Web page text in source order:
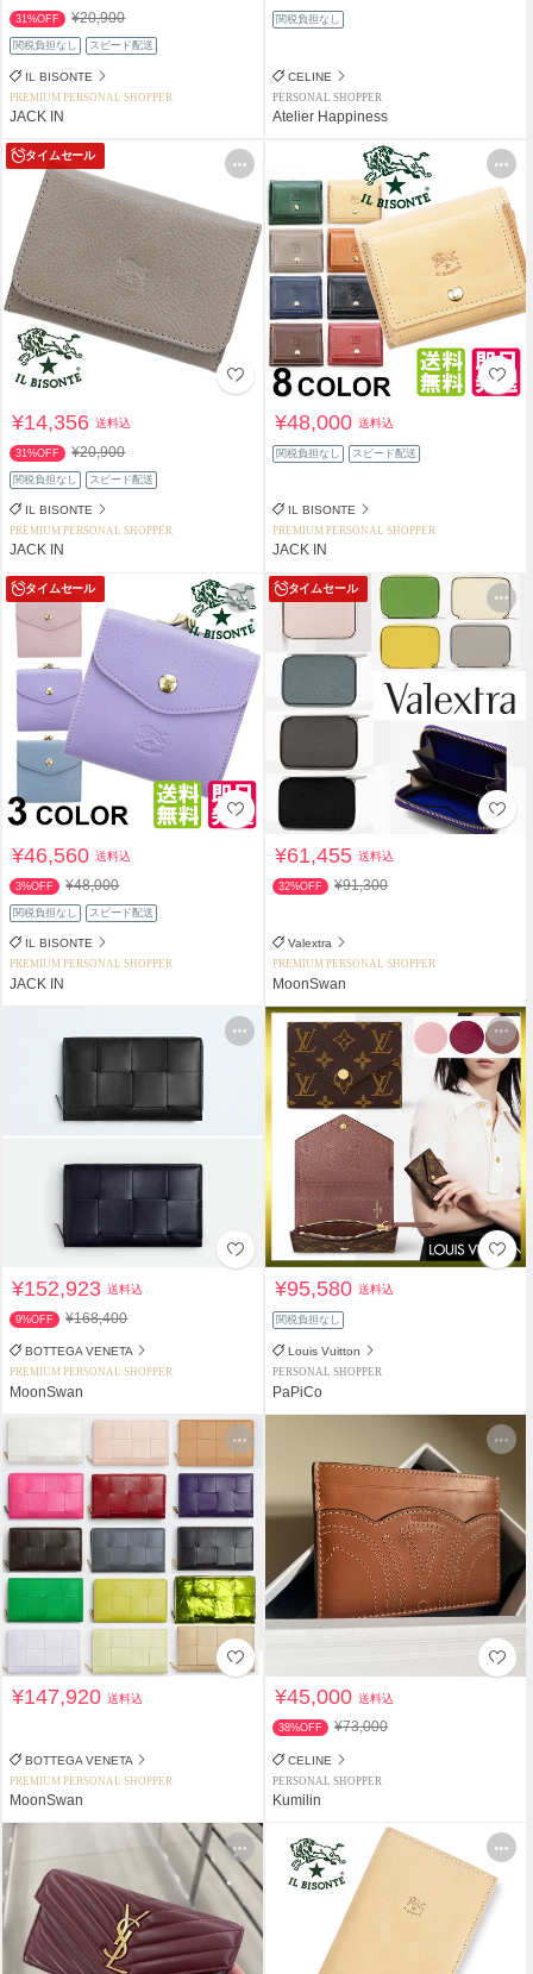
31%OFF ¥20,900
関税負担なし スピード配送
IL BISONTE
PREMIUM PERSONAL SHOPPER
JACK IN
関税負担なし
CELINE
PERSONAL SHOPPER
Atelier Happiness
タイムセール
¥14,356送料込
31%OFF ¥20,900
関税負担なし スピード配送
IL BISONTE
PREMIUM PERSONAL SHOPPER
JACK IN
¥48,000送料込
関税負担なし スピード配送
IL BISONTE
PREMIUM PERSONAL SHOPPER
JACK IN
タイムセール
¥46,560送料込
3%OFF ¥48,000
関税負担なし スピード配送
IL BISONTE
PREMIUM PERSONAL SHOPPER
JACK IN
タイムセール
¥61,455送料込
32%OFF ¥91,300
Valextra
PREMIUM PERSONAL SHOPPER
MoonSwan
¥152,923送料込
9%OFF ¥168,400
BOTTEGA VENETA
PREMIUM PERSONAL SHOPPER
MoonSwan
¥95,580送料込
関税負担なし
Louis Vuitton
PERSONAL SHOPPER
PaPiCo
¥147,920送料込
BOTTEGA VENETA
PREMIUM PERSONAL SHOPPER
MoonSwan
¥45,000送料込
38%OFF ¥73,000
CELINE
PERSONAL SHOPPER
Kumilin